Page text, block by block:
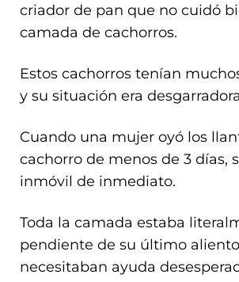
criador de pan que no cuidó
camada de cachorros.
Estos cachorros tenían
y su situación era
Cuando una mujer oyó los
cachorro de menos de 3 días,
inmóvil de inmediato.
Toda la camada estaba
pendiente de su último
necesitaban ayuda